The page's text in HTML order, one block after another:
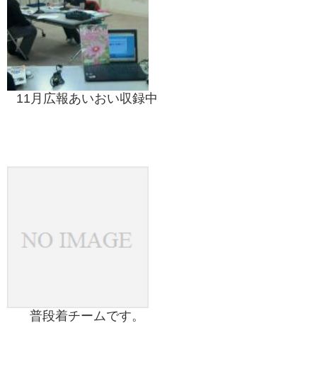
11月広報あいおい収録中
普段着チームです。